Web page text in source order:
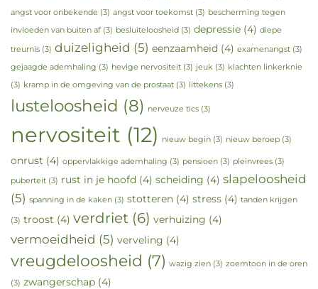
angst voor onbekende (3) angst voor toekomst (3) bescherming tegen
invloeden van buiten af (3) besluiteloosheid (3) depressie (4) diepe
treurnis (3) duizeligheid (5) eenzaamheid (4) examenangst (3)
gejaagde ademhaling (3) hevige nervositeit (3) jeuk (3) klachten linkerknie
(3) kramp in de omgeving van de prostaat (3) littekens (3)
lusteloosheid (8) nerveuze tics (3)
nervositeit (12) nieuw begin (3) nieuw beroep (3)
onrust (4) oppervlakkige ademhaling (3) pensioen (3) pleinvrees (3)
puberteit (3) rust in je hoofd (4) scheiding (4) slapeloosheid
(5) spanning in de kaken (3) stotteren (4) stress (4) tanden krijgen
(3) troost (4) verdriet (6) verhuizing (4)
vermoeidheid (5) verveling (4)
vreugdeloosheid (7) wazig zien (3) zoemtoon in de oren
(3) zwangerschap (4)